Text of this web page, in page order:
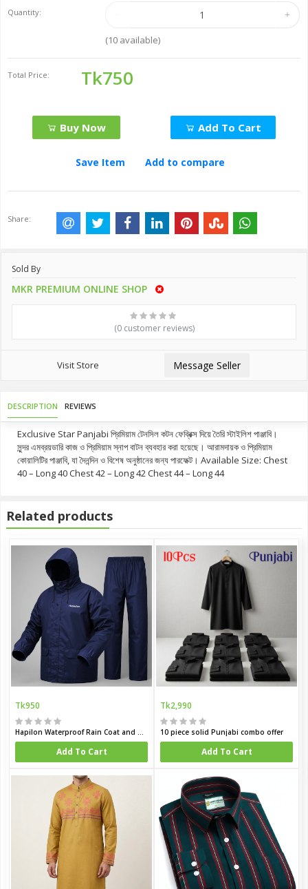
Quantity:
(10available)
Total Price: Tk750
Buy Now Add To Cart
Save Item Add to compare
Share:
Sold By
MKR PREMIUM ONLINE SHOP
(0 customer reviews)
Visit Store Message Seller
DESCRIPTION REVIEWS
Exclusive Star Panjabi প্রিমিয়াম টেনসিল কটন ফেব্রিক্স দিয়ে তৈরি স্টাইলিশ পাঞ্জাবি।
সুন্দর এমব্রয়ডারি কাজ ও প্রিমিয়াম স্নাপ বাটন ব্যবহার করা হয়েছে। আরামদায়ক ও প্রিমিয়াম
কোয়ালিটির পাঞ্জাবি, যা দৈনন্দিন ও বিশেষ অনুষ্ঠানের জন্য পারফেক্ট। Available Size: Chest
40 – Long 40 Chest 42 – Long 42 Chest 44 – Long 44
Related products
Tk950
Add To Cart
Tk2,990
10 piece solid Punjabi combo offer
Add To Cart